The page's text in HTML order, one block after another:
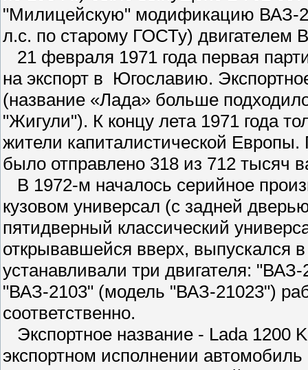
"Милицейскую" модификацию ВАЗ-
л.с. по старому ГОСТу) двигателем
21 февраля 1971 года первая
на экспорт в Югославию.
(название «Лада» больше
"Жигули"). К концу лета 1971 года
жители капиталистической Европы.
было отправлено 318 из 712 тысяч
В 1972-м началось серийное
кузовом универсал (с задней
пятидверный классический
открывавшейся вверх, выпускался
устанавливали три двигателя:
"ВАЗ-2103" (модель "ВАЗ-21023")
соответственно.
Экспортное название - Lada 1200
экспортном исполнении